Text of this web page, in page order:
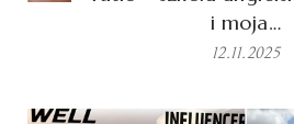
i moja…
12.11.2025